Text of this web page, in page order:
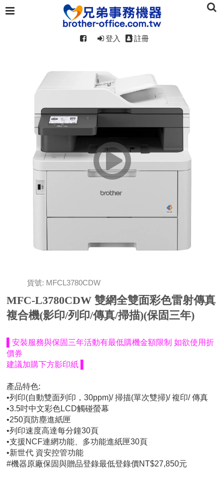
登入 註冊
貨號: MFCL3780CDW
MFC-L3780CDW 雙網全雙面彩色雷射傳真
複合機(影印/列印/傳真/掃描)(保固三年)
▌安裝服務與保固三年活動有最低購機金額限制 如欲使用折
價券
建議加購下方影印紙 ▌
產品特色:
•列印(自動雙面列印，30ppm)/ 掃描(單次雙掃)/ 複印/ 傳真
•3.5吋中文彩色LCD觸碰螢幕
•250頁防塵進紙匣
•列印速度高達每分鐘30頁
•支援NCF連網功能、多功能進紙匣30頁
•新世代 資安控管功能
#機器原廠保固與贈品登錄最低登錄價NT$27,850元